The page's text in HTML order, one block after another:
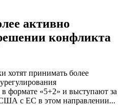
активно
конфликта
принимать более
формате «5+2» и выступают за
с ЕС в этом направлении...